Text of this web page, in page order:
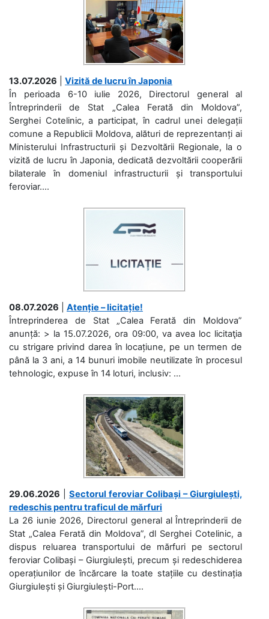
13.07.2026
Vizită de lucru în Japonia
În perioada 6-10 iulie 2026, Directorul general al
Întreprinderii de Stat „Calea Ferată din Moldova”,
Serghei Cotelinic, a participat, în cadrul unei delegații
comune a Republicii Moldova, alături de reprezentanți ai
Ministerului Infrastructurii și Dezvoltării Regionale, la o
vizită de lucru în Japonia, dedicată dezvoltării cooperării
bilaterale în domeniul infrastructurii și transportului
feroviar....
08.07.2026
Atenție – licitație!
Întreprinderea de Stat „Calea Ferată din Moldova”
anunță: > la 15.07.2026, ora 09:00, va avea loc licitaţia
cu strigare privind darea în locațiune, pe un termen de
până la 3 ani, a 14 bunuri imobile neutilizate în procesul
tehnologic, expuse în 14 loturi, inclusiv: ...
29.06.2026
Sectorul feroviar Colibași – Giurgiulești,
redeschis pentru traficul de mărfuri
La 26 iunie 2026, Directorul general al Întreprinderii de
Stat „Calea Ferată din Moldova”, dl Serghei Cotelinic, a
dispus reluarea transportului de mărfuri pe sectorul
feroviar Colibași – Giurgiulești, precum și redeschiderea
operațiunilor de încărcare la toate stațiile cu destinația
Giurgiulești și Giurgiulești-Port....